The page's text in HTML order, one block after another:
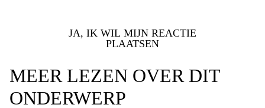
JA, IK WIL MIJN REACTIE
PLAATSEN
MEER LEZEN OVER DIT
ONDERWERP